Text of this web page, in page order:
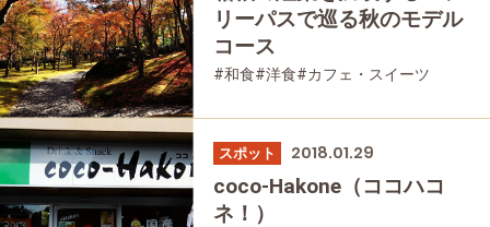
リーパスで巡る秋のモデル
コース
#和食#洋食#カフェ・スイーツ
#モデルコース#箱根湯本#紅葉
#強羅#箱根フリーパス
#大涌谷#桃源台
#家族で #友人グループで#宿泊
#グルメ
スポット 2018.01.29
coco-Hakone（ココハコ
ネ！）